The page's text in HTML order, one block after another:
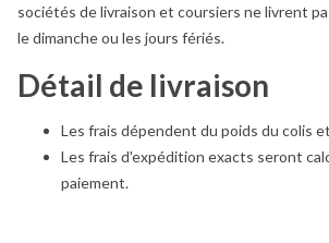
sociétés de livraison et coursiers ne livrent
le dimanche ou les jours fériés.
Détail de livraison
Les frais dépendent du poids du colis
Les frais d'expédition exacts seront
paiement.